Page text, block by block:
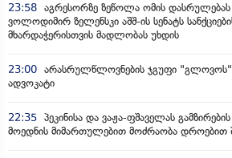
23:58 აგრესორზე ზეწოლა ომის
ვოლოდიმირ ზელენსკი აშშ-ის სენატს
მხარდაჭერისთვის მადლობას უხდის
23:00 არასრულწლოვნების ჯგუფი "გლოვოს"
ადვოკატი
22:35 პეკინისა და ვაჟა-ფშაველას
მოედნის მიმართულებით მოძრაობა დროებით